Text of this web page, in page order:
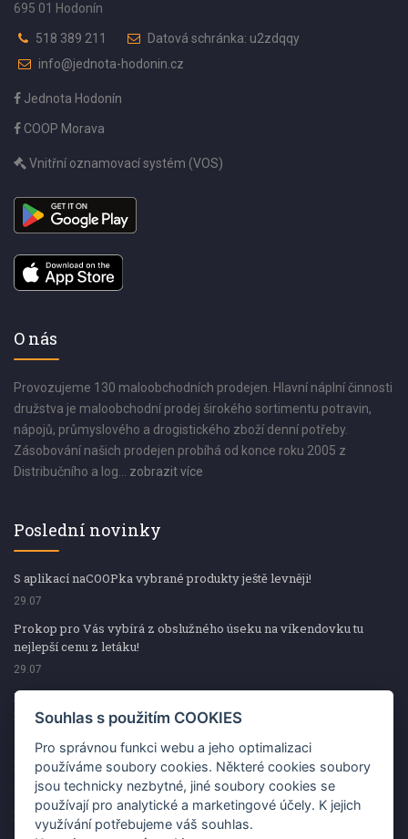
695 01 Hodonín
518 389 211
Datová schránka: u2zdqqy
info@jednota-hodonin.cz
Jednota Hodonín
COOP Morava
Vnitřní oznamovací systém (VOS)
O nás
Provozujeme 130 maloobchodních prodejen. Hlavní náplní činnosti
družstva je maloobchodní prodej širokého sortimentu potravin,
nápojů, průmyslového a drogistického zboží denní potřeby.
Zásobování našich prodejen probíhá od konce roku 2005 z
Distribučního a log... zobrazit více
Poslední novinky
S aplikací naCOOPka vybrané produkty ještě levněji!
29.07
Prokop pro Vás vybírá z obslužného úseku na víkendovku tu
nejlepší cenu z letáku!
29.07
Prokop pro Vás vybírá z obslužného úseku na víkendovku tu
nejlepší cenu z letáku!
Kup špekáčky od Váhaly a vyhraj s naCOOPkou sekerku Fiskars
29.07
Prokop pro Vás vybírá na víkendovku ty nejlepší ceny z letáku!
Souhlas s použitím COOKIES
Pro správnou funkci webu a jeho optimalizaci
používáme soubory cookies. Některé cookies soubory
jsou technicky nezbytné, jiné soubory cookies se
používají pro analytické a marketingové účely. K jejich
využívání potřebujeme váš souhlas.